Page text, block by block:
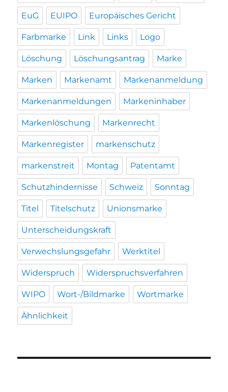
EuG EUIPO Europäisches Gericht
Farbmarke Link Links Logo
Löschung Löschungsantrag Marke
Marken Markenamt Markenanmeldung
Markenanmeldungen Markeninhaber
Markenlöschung Markenrecht
Markenregister markenschutz
markenstreit Montag Patentamt
Schutzhindernisse Schweiz Sonntag
Titel Titelschutz Unionsmarke
Unterscheidungskraft
Verwechslungsgefahr Werktitel
Widerspruch Widerspruchsverfahren
WIPO Wort-/Bildmarke Wortmarke
Ähnlichkeit